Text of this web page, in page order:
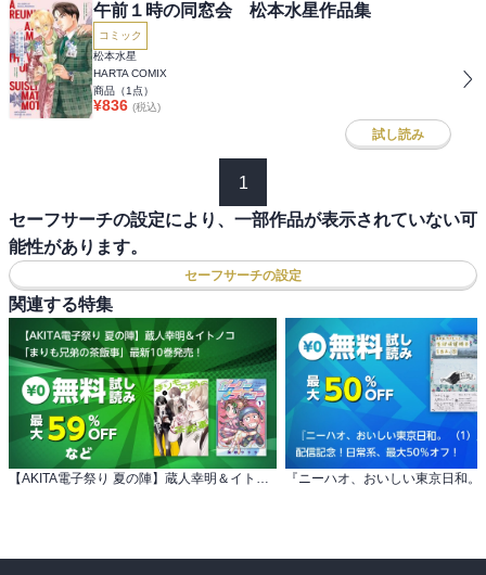
午前１時の同窓会 松本水星作品集
コミック
松本水星
HARTA COMIX
商品（1 点）
¥836 (税込)
試し読み
1
セーフサーチの設定により、一部作品が表示されていない可
能性があります。
セーフサーチの設定
関連する特集
【AKITA電子祭り 夏の陣】蔵人幸明＆イトノコ 「まりも兄弟の茶飯事」最新10巻発売！